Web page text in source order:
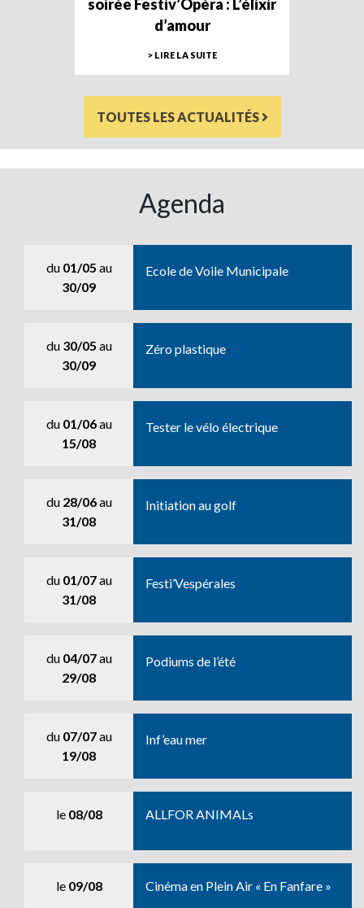
soirée Festiv’Opéra : L’élixir
d’amour
> LIRE LA SUITE
TOUTES LES ACTUALITÉS
Agenda
du 01/05 au
30/09
Ecole de Voile Municipale
du 30/05 au
30/09
Zéro plastique
du 01/06au
15/08
Tester le vélo électrique
du 28/06au
31/08
Initiation au golf
du 01/07au
31/08
Festi’Vespérales
du 04/07au
29/08
Podiums de l’été
du 07/07au
19/08
Inf’eau mer
le 08/08 ALLFOR ANIMALs
le 09/08 Cinéma en Plein Air « En Fanfare »